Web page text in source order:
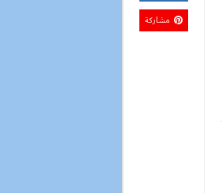
مشاركة